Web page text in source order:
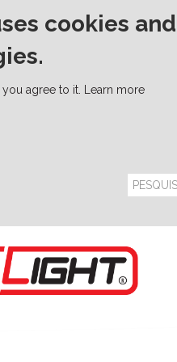
cookies and
agree to it. Learn more